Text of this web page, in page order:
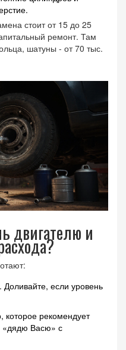
стоит от 15 до 25
ремонт. Там
шатуны - от 70 тыс.
двигателю и
если уровень
которое рекомендует
«дядю Васю» с